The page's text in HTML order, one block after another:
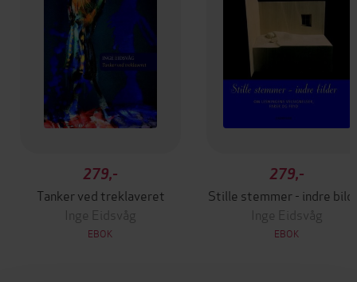
279,-
Tanker ved treklaveret
Inge Eidsvåg
EBOK
279,-
Stille stemmer - indre
Inge Eidsvåg
EBOK